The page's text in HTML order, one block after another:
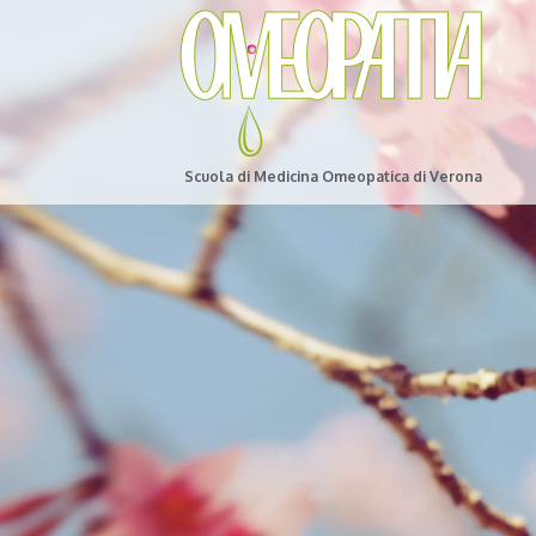
Scuola di Medicina Omeopatica di Verona